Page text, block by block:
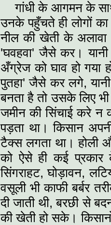
गांधी के आगमन के
उनके पहुँचते ही लोगों
नील की खेती के
'घवहवा' जैसे कर।
अँग्रेज को घाव हो गया
पुतहा' जैसे कर लगे,
बनता है तो उसके लिए
जमीन की सिंचाई करे न
पड़ता था। किसान
टैक्स लगता था। होली
को ऐसे ही कई
सिंगराहट, घोड़ावन,
वसूली भी काफी बर्बर
दी जाती थी, बरछी से
की खेती हो सके।